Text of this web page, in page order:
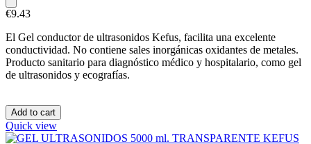
€9.43
El Gel conductor de ultrasonidos Kefus, facilita una excelente
conductividad. No contiene sales inorgánicas oxidantes de metales.
Producto sanitario para diagnóstico médico y hospitalario, como gel
de ultrasonidos y ecografías.
Add to cart
Quick view